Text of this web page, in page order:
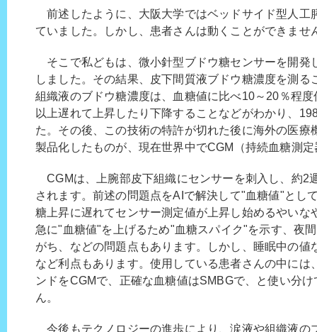
前述したように、大阪大学ではベッドサイド型人工
ていました。しかし、患者さんは動くことができませ
そこで私どもは、微小針型ブドウ糖センサーを開発
しました。その結果、皮下間質液ブドウ糖濃度を測る
組織液のブドウ糖濃度は、血糖値に比べ10～20％程
以上遅れて上昇したり下降することなどがわかり、
た。その後、この技術の特許が切れた後に海外の医療
製品化したものが、現在世界中でCGM（持続血糖測
CGMは、上腕部皮下組織にセンサーを刺入し、約2
されます。前述の問題点をAIで解決して"血糖値"とし
糖上昇に遅れてセンサー測定値が上昇し始めるやいな
急に"血糖値"を上げるため"血糖スパイク"を示す、夜
がち、などの問題点もあります。しかし、睡眠中の値
など利点もあります。使用している患者さんの中には
ンドをCGMで、正確な血糖値はSMBGで、と使い分
ん。
今後もテクノロジーの進歩により、涙液や組織液の